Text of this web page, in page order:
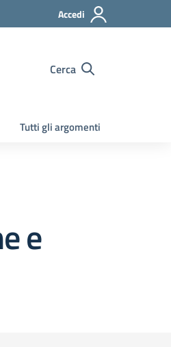
Accedi
Cerca
Tutti gli argomenti
e